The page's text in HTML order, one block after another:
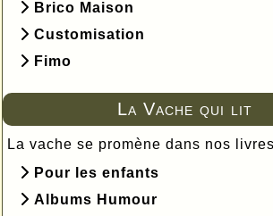
Brico Maison
Customisation
Fimo
La Vache qui lit
La vache se promène dans nos livres
Pour les enfants
Albums Humour